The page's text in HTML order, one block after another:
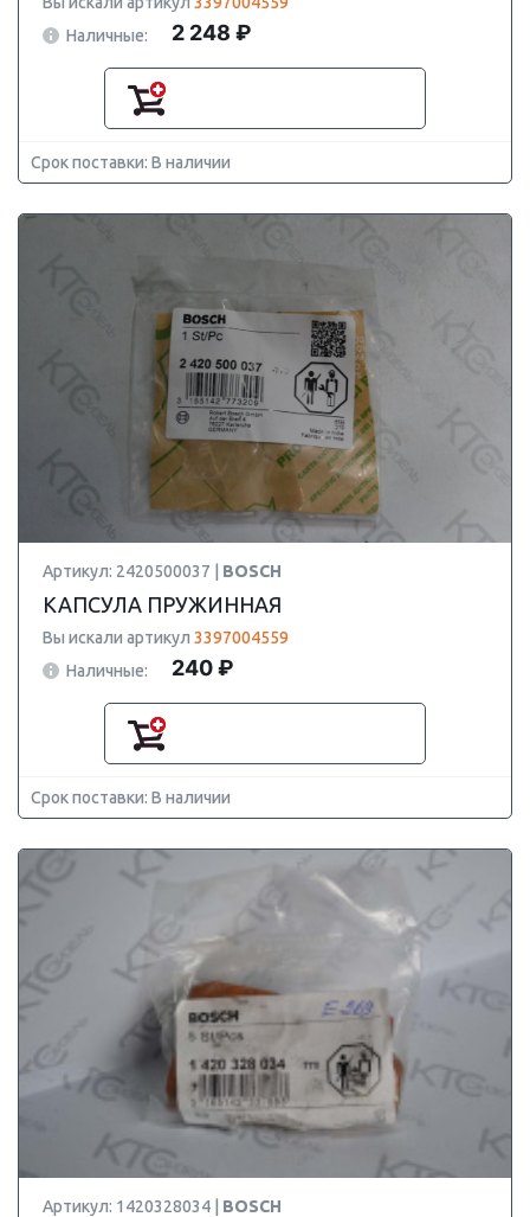
Наличные:
2 248 ₽
Срок поставки: В наличии
Артикул: 2420500037 | BOSCH
КАПСУЛА ПРУЖИННАЯ
Вы искали артикул 3397004559
Наличные:
240 ₽
Срок поставки: В наличии
Артикул: 1420328034 | BOSCH